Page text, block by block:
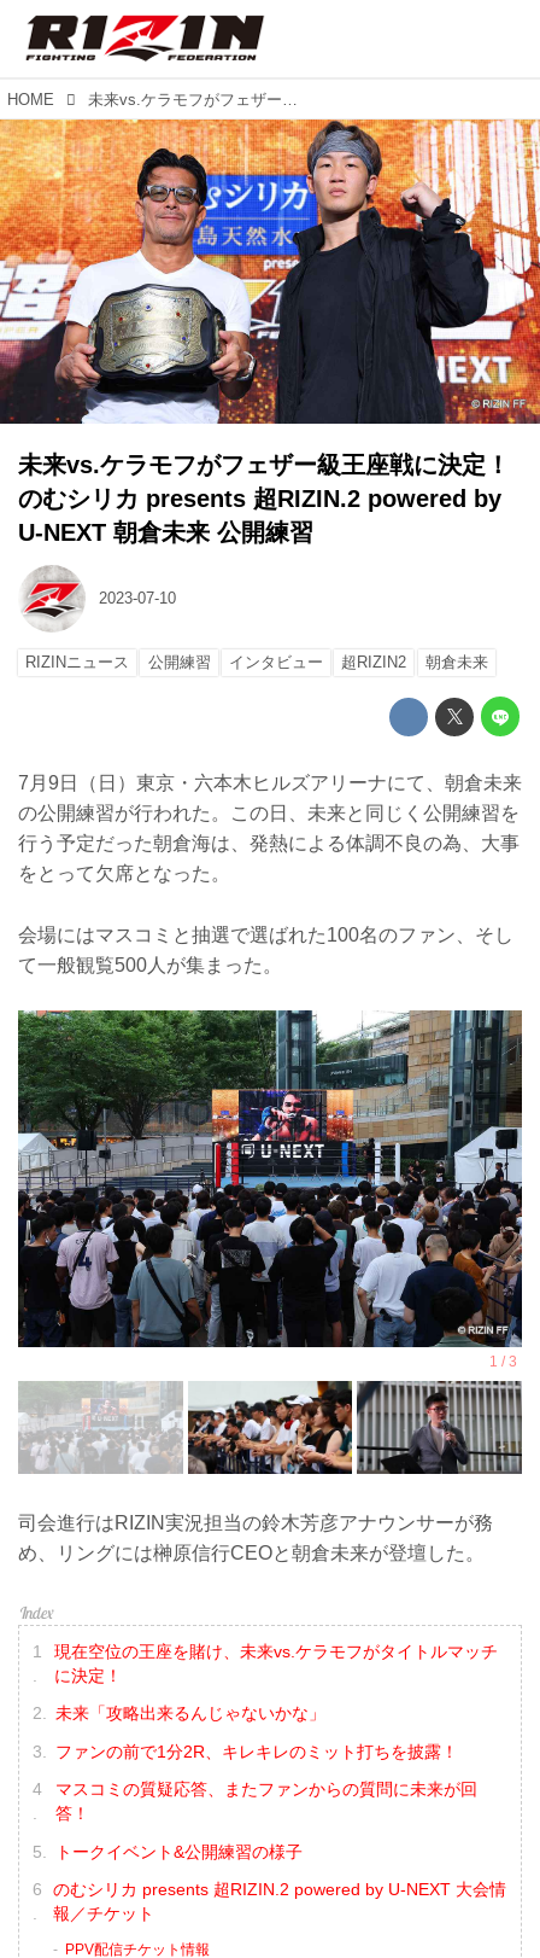
HOME 未来vs.ケラモフがフェザー級王座戦に決定！のむシリカ presents 超RIZIN.2 powered by U-NEXT 朝倉未来 公開練習
未来vs.ケラモフがフェザー級王座戦に決定！
のむシリカ presents 超RIZIN.2 powered by
U-NEXT 朝倉未来 公開練習
2023-07-10
RIZINニュース 公開練習 インタビュー 超RIZIN2 朝倉未来
7月9日（日）東京・六本木ヒルズアリーナにて、朝倉未来
の公開練習が行われた。この日、未来と同じく公開練習を
行う予定だった朝倉海は、発熱による体調不良の為、大事
をとって欠席となった。
会場にはマスコミと抽選で選ばれた100名のファン、そし
て一般観覧500人が集まった。
司会進行はRIZIN実況担当の鈴木芳彦アナウンサーが務
め、リングには榊原信行CEOと朝倉未来が登壇した。
現在空位の王座を賭け、未来vs.ケラモフがタイトルマッチ
に決定！
未来「攻略出来るんじゃないかな」
ファンの前で1分2R、キレキレのミット打ちを披露！
マスコミの質疑応答、またファンからの質問に未来が回
答！
トークイベント&公開練習の様子
のむシリカ presents 超RIZIN.2 powered by U-NEXT 大会情
報／チケット
PPV配信チケット情報